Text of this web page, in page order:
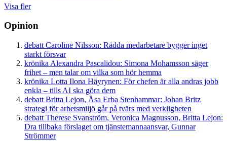
Visa fler
Opinion
debatt Caroline Nilsson: Rädda medarbetare bygger inget
starkt försvar
krönika Alexandra Pascalidou: Simona Mohamsson säger
frihet – men talar om vilka som hör hemma
krönika Lotta Ilona Häyrynen: För chefen är alla andras jobb
enkla – tills AI ska göra dem
debatt Britta Lejon, Åsa Erba Stenhammar: Johan Britz
strategi för arbetsmiljö går på tvärs med verkligheten
debatt Therese Svanström, Veronica Magnusson, Britta Lejon:
Dra tillbaka förslaget om tjänstemannaansvar, Gunnar
Strömmer